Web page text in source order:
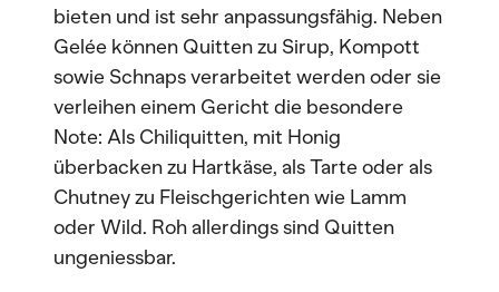
bieten und ist sehr anpassungsfähig. Neben
Gelée können Quitten zu Sirup, Kompott
sowie Schnaps verarbeitet werden oder sie
verleihen einem Gericht die besondere
Note: Als Chiliquitten, mit Honig
überbacken zu Hartkäse, als Tarte oder als
Chutney zu Fleischgerichten wie Lamm
oder Wild. Roh allerdings sind Quitten
ungeniessbar.